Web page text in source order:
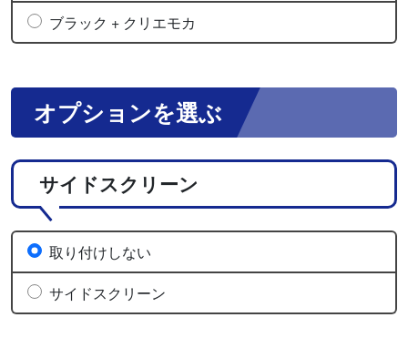
ブラック + クリエモカ
オプションを選ぶ
サイドスクリーン
取り付けしない
サイドスクリーン